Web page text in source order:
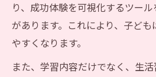
り、成功体験を可視化するツー
があります。これにより、子ど
やすくなります。
また、学習内容だけでなく、生